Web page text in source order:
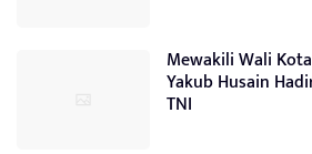
Mewakili Wali
Yakub Husain
TNI